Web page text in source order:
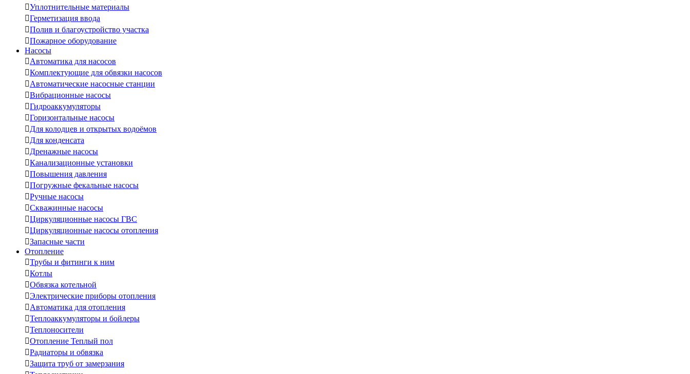
Уплотнительные материалы
Герметизация ввода
Полив и благоустройство участка
Пожарное оборудование
Насосы
Автоматика для насосов
Комплектующие для обвязки насосов
Автоматические насосные станции
Вибрационные насосы
Гидроаккумуляторы
Горизонтальные насосы
Для колодцев и открытых водоёмов
Для конденсата
Дренажные насосы
Канализационные установки
Повышения давления
Погружные фекальные насосы
Ручные насосы
Скважинные насосы
Циркуляционные насосы ГВС
Циркуляционные насосы отопления
Запасные части
Отопление
Трубы и фитинги к ним
Котлы
Обвязка котельной
Электрические приборы отопления
Автоматика для отопления
Теплоаккумуляторы и бойлеры
Теплоносители
Отопление Теплый пол
Радиаторы и обвязка
Защита труб от замерзания